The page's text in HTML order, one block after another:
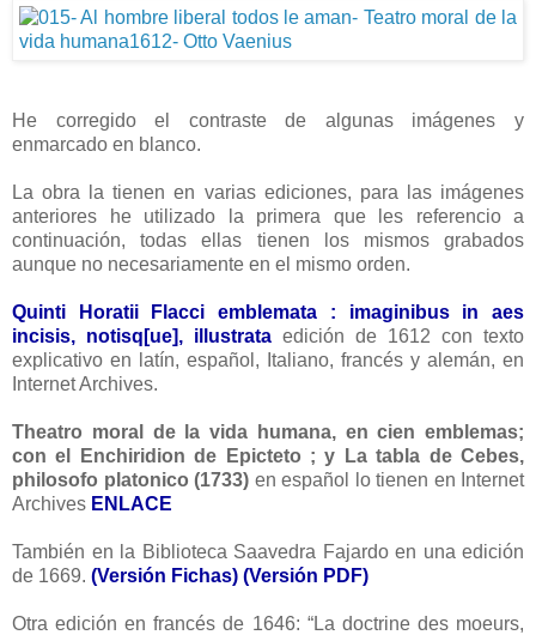
He corregido el contraste de algunas imágenes y
enmarcado en blanco.
La obra la tienen en varias ediciones, para las imágenes
anteriores he utilizado la primera que les referencio a
continuación, todas ellas tienen los mismos grabados
aunque no necesariamente en el mismo orden.
Quinti Horatii Flacci emblemata : imaginibus in aes
incisis, notisq[ue], illustrata edición de 1612 con texto
explicativo en latín, español, Italiano, francés y alemán, en
Internet Archives.
Theatro moral de la vida humana, en cien emblemas;
con el Enchiridion de Epicteto ; y La tabla de Cebes,
philosofo platonico (1733) en español lo tienen en Internet
Archives ENLACE
También en la Biblioteca Saavedra Fajardo en una edición
de 1669. (Versión Fichas) (Versión PDF)
Otra edición en francés de 1646: “La doctrine des moeurs,